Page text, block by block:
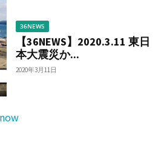
36NEWS
【36NEWS】2020.3.11 東日
本大震災か...
2020年3月11日